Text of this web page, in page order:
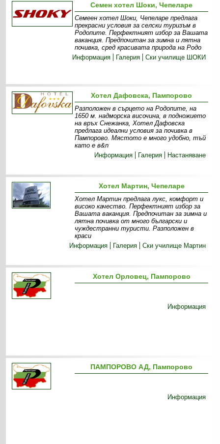
Семен хотел Шоки, Чепеларе
Семеен хотел Шоки, Чепеларе предлага
прекрасни условия за селски туризъм в
Родопите. Перфектният избор за Вашата
ваканция. Предпочитан за зимна и лятна
почивка, сред красивата природа на Родо
Информация
Галерия Ски училище ШОКИ
Хотел Дафовска, Пампорово
Разположен в сърцето на Родопите, на
1650 м. надморска височина, в подножието
на връх Снежанка, Хотел Дафовска
предлага идеални условия за почивка в
Пампорово. Мястото е много удобно, тъй
като е в&n
Информация
Галерия Настаняване
Хотел Мартин, Чепеларе
Хотел Мартин предлага лукс, комфорт и
високо качество. Перфектният избор за
Вашата ваканция. Предпочитан за зимна и
лятна почивка от много български и
чуждестранни туристи. Разположен в
краси
Информация
Галерия Ски училище Мартин
Хотел Орловец, Пампорово
Информация
ПАМПОРОВО АД, Пампорово
Информация